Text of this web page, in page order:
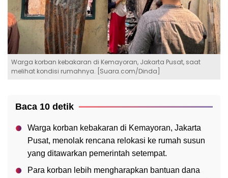
Warga korban kebakaran di Kemayoran, Jakarta Pusat, saat
melihat kondisi rumahnya. [Suara.com/Dinda]
Baca 10 detik
Warga korban kebakaran di Kemayoran, Jakarta
Pusat, menolak rencana relokasi ke rumah susun
yang ditawarkan pemerintah setempat.
Para korban lebih mengharapkan bantuan dana